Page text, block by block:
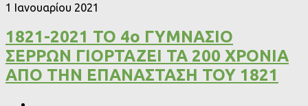
1 Ιανουαρίου 2021
1821-2021 ΤΟ 4ο ΓΥΜΝΑΣΙΟ
ΣΕΡΡΩΝ ΓΙΟΡΤΑΖΕΙ ΤΑ 200 ΧΡΟΝΙΑ
ΑΠΟ ΤΗΝ ΕΠΑΝΑΣΤΑΣΗ ΤΟΥ 1821